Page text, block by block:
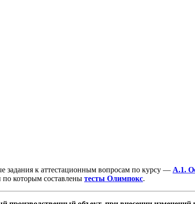
задания к аттестационным вопросам по курсу — А.1.
которым составлены тесты Олимпокс.